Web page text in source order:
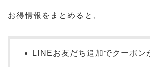
お得情報をまとめると、
LINEお友だち追加でクーポン